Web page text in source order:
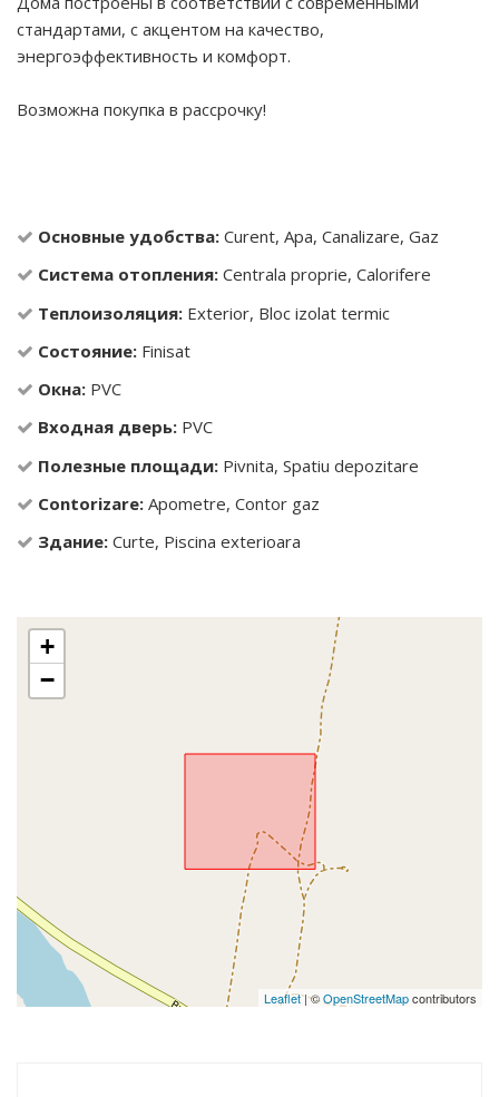
стандартами, с акцентом на качество,
энергоэффективность и комфорт.
Возможна покупка в рассрочку!
Основные удобства: Curent, Apa, Canalizare, Gaz
Система отопления: Centrala proprie, Calorifere
Теплоизоляция: Exterior, Bloc izolat termic
Состояние: Finisat
Окна: PVC
Входная дверь: PVC
Полезные площади: Pivnita, Spatiu depozitare
Contorizare: Apometre, Contor gaz
Здание: Curte, Piscina exterioara
+
−
Leaflet| ©OpenStreetMapcontributors